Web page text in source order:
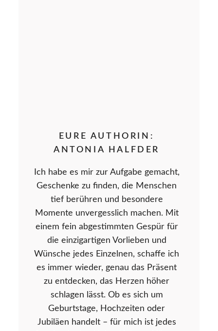
EURE AUTHORIN:
ANTONIA HALFDER
Ich habe es mir zur Aufgabe gemacht,
Geschenke zu finden, die Menschen
tief berühren und besondere
Momente unvergesslich machen. Mit
einem fein abgestimmten Gespür für
die einzigartigen Vorlieben und
Wünsche jedes Einzelnen, schaffe ich
es immer wieder, genau das Präsent
zu entdecken, das Herzen höher
schlagen lässt. Ob es sich um
Geburtstage, Hochzeiten oder
Jubiläen handelt – für mich ist jedes